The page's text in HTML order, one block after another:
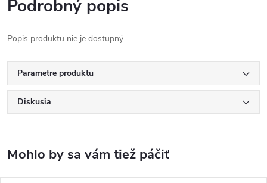
Podrobný popis
Popis produktu nie je dostupný
Parametre produktu
Diskusia